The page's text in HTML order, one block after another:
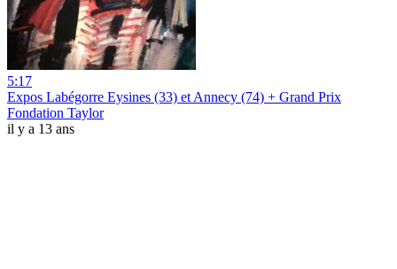
5:17
Expos Labégorre Eysines (33) et Annecy (74) + Grand Prix
Fondation Taylor
il y a 13 ans